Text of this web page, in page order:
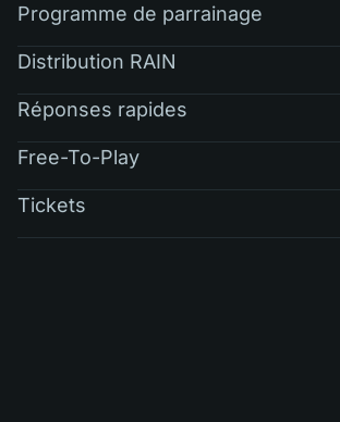
Programme de parrainage
Distribution RAIN
Réponses rapides
Free-To-Play
Tickets